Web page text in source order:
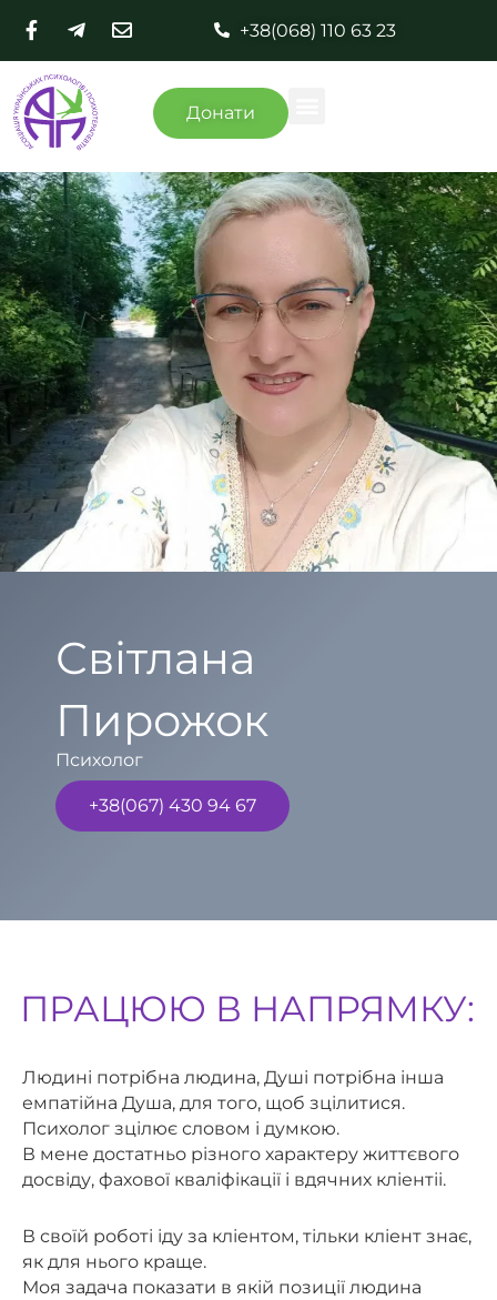
+38(068) 110 63 23
Донати
Світлана
Пирожок
Психолог
+38(067) 430 94 67
ПРАЦЮЮ В НАПРЯМКУ:
Людині потрібна людина, Душі потрібна інша
емпатійна Душа, для того, щоб зцілитися.
Психолог зцілює словом і думкою.
В мене достатньо різного характеру життєвого
досвіду, фахової кваліфікації і вдячних кліентіі.
В своїй роботі іду за кліентом, тільки кліент знає,
як для нього краще.
Моя задача показати в якій позиції людина